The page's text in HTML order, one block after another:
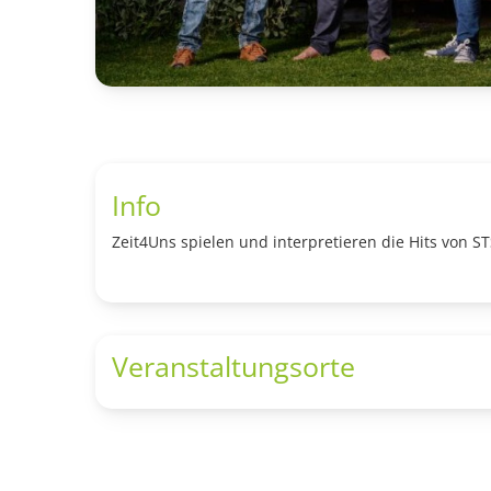
Info
Zeit4Uns spielen und interpretieren die Hits von
Veranstaltungsorte